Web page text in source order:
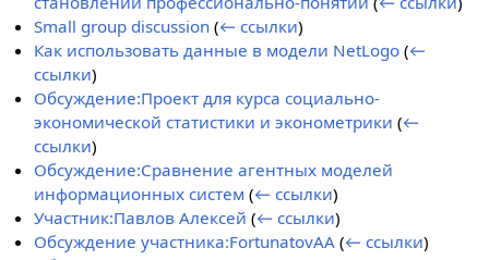
Small group discussion (← ссылки)
Как использовать данные в модели NetLogo (←
ссылки)
Обсуждение:Проект для курса социально-
экономической статистики и эконометрики (←
ссылки)
Обсуждение:Сравнение агентных моделей
информационных систем (← ссылки)
Участник:Павлов Алексей (← ссылки)
Обсуждение участника:FortunatovAA (← ссылки)